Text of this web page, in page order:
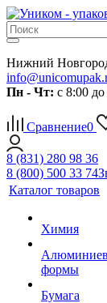
Нижний
Пн - Чт: с 8:00
Сравнение0
8 (831) 280 98 36
8 (800) 500 33 74
Каталог товаров
Химия
формы
Бумага